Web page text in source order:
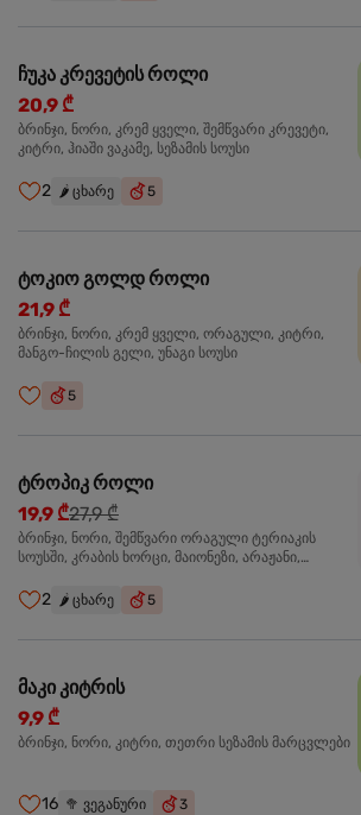
ჩუკა კრევეტის როლი
20,9 ₾
ბრინჯი, ნორი, კრემ ყველი, შემწვარი კრევეტი,
კიტრი, ჰიაში ვაკამე, სეზამის სოუსი
2 🌶️ ცხარე 5
ტოკიო გოლდ როლი
21,9 ₾
ბრინჯი, ნორი, კრემ ყველი, ორაგული, კიტრი,
მანგო-ჩილის გელი, უნაგი სოუსი
5
ტროპიკ როლი
19,9 ₾27,9 ₾
ბრინჯი, ნორი, შემწვარი ორაგული ტერიაკის
სოუსში, კრაბის ხორცი, მაიონეზი, არაჟანი,
სოუსი, მანგო-ჩილის გელი
2 🌶️ ცხარე 5
მაკი კიტრის
9,9 ₾
ბრინჯი, ნორი, კიტრი, თეთრი სეზამის მარცვლები
16 🥦 ვეგანური 3